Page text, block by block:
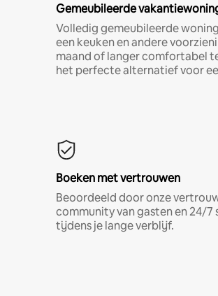
Gemeubileerde
Volledig gemeubileerde
een keuken en andere
maand of langer comfortabel
het perfecte alternatief voor
Boeken met vertrouwen
Beoordeeld door onze
community van gasten en 24/7
tijdens je lange verblijf.